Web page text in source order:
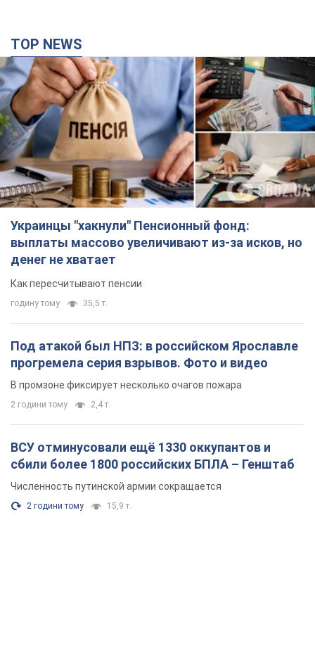
TOP NEWS
Украинцы "хакнули" Пенсионный фонд:
выплаты массово увеличивают из-за исков, но
денег не хватает
Как пересчитывают пенсии
годину тому 35,5 т.
Под атакой был НПЗ: в российском Ярославле
прогремела серия взрывов. Фото и видео
В промзоне фиксирует несколько очагов пожара
2 години тому 2,4 т.
ВСУ отминусовали ещё 1330 оккупантов и
сбили более 1800 российских БПЛА – Генштаб
Численность путинской армии сокращается
2 години тому 15,9 т.